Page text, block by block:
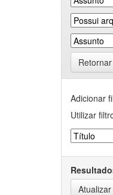
Adicionar
Utilizar